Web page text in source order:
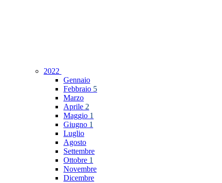
2022
Gennaio
Febbraio 5
Marzo
Aprile 2
Maggio 1
Giugno 1
Luglio
Agosto
Settembre
Ottobre 1
Novembre
Dicembre